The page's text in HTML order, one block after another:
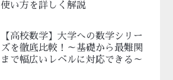
使い方を詳しく解説
【高校数学】大学への数学シリー
ズを徹底比較！～基礎から最難関
まで幅広いレベルに対応できる～